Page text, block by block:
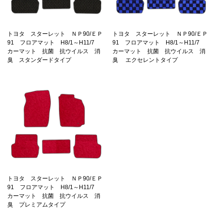
トヨタ スターレット ＮＰ90/ＥＰ
91 フロアマット H8/1～H11/7
カーマット 抗菌 抗ウイルス 消
臭 スタンダードタイプ
トヨタ スターレット ＮＰ90/ＥＰ
91 フロアマット H8/1～H11/7
カーマット 抗菌 抗ウイルス 消
臭 エクセレントタイプ
トヨタ スターレット ＮＰ90/ＥＰ
91 フロアマット H8/1～H11/7
カーマット 抗菌 抗ウイルス 消
臭 プレミアムタイプ